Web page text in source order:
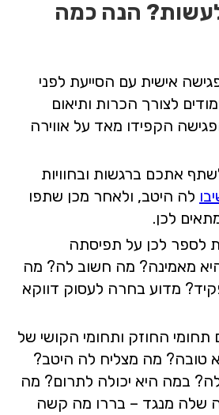
הנה כמה
אישית עם הסייעת לפני
לצורך הכרות ותיאום
הקפידו מאד על אווירה
אתכם ברגשות ובחוויות
לה היטב, ולאחר מכן שתפו
לכן.
לספר לכן על תפיסתה
מאמינה? מה חשוב לה? מה
מדוע בחרה לעסוק דווקא
החוזק ותחומי הקושי של
טובה? מה מצליח לה היטב?
במה היא יכולה לתרום? מה
שלה מנגד – בררו מה קשה